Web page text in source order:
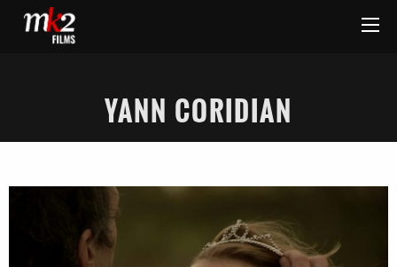
YANN CORIDIAN